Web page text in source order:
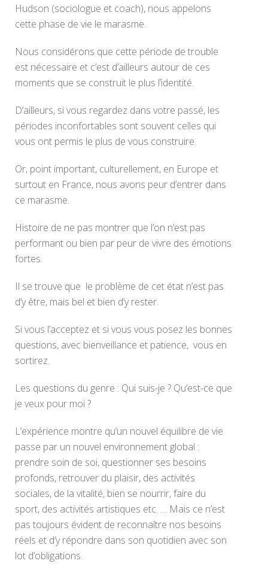
Hudson (sociologue et coach), nous appelons
cette phase de vie le marasme.
Nous considérons que cette période de trouble
est nécessaire et c’est d’ailleurs autour de ces
moments que se construit le plus l’identité.
D’ailleurs, si vous regardez dans votre passé, les
périodes inconfortables sont souvent celles qui
vous ont permis le plus de vous construire.
Or, point important, culturellement, en Europe et
surtout en France, nous avons peur d’entrer dans
ce marasme.
Histoire de ne pas montrer que l’on n’est pas
performant ou bien par peur de vivre des émotions
fortes.
Il se trouve que le problème de cet état n’est pas
d’y être, mais bel et bien d’y rester.
Si vous l’acceptez et si vous vous posez les bonnes
questions, avec bienveillance et patience, vous en
sortirez.
Les questions du genre : Qui suis-je ? Qu’est-ce que
je veux pour moi ?
L’expérience montre qu’un nouvel équilibre de vie
passe par un nouvel environnement global :
prendre soin de soi, questionner ses besoins
profonds, retrouver du plaisir, des activités
sociales, de la vitalité, bien se nourrir, faire du
sport, des activités artistiques etc. … Mais ce n’est
pas toujours évident de reconnaître nos besoins
réels et d’y répondre dans son quotidien avec son
lot d’obligations.